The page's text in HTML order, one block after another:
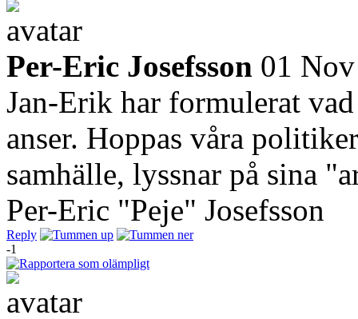
Per-Eric Josefsson 01
Jan-Erik har formulerat
anser. Hoppas våra
samhälle, lyssnar på sina
Per-Eric "Peje" Josefsson
Reply
-1